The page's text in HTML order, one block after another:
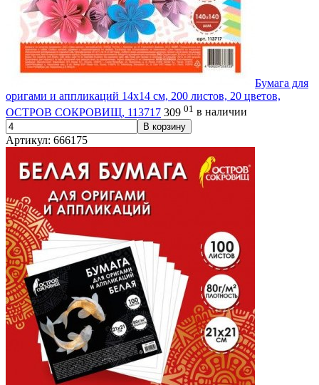
Бумага для
оригами и аппликаций 14х14 см, 200 листов, 20 цветов,
ОСТРОВ СОКРОВИЩ, 113717 309 01 в наличии
В корзину
Артикул: 666175